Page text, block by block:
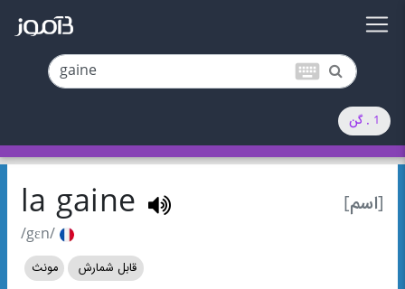
keyboard
1 . گن
[اسم] la gaine
/gɛn/
قابل شمارش مونث